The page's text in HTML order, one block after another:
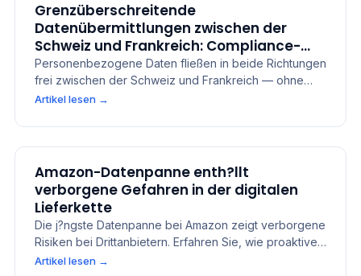
Grenzüberschreitende
Datenübermittlungen zwischen der
Schweiz und Frankreich: Compliance-
Leitfaden
Personenbezogene Daten fließen in beide Richtungen
frei zwischen der Schweiz und Frankreich — ohne
SCCs. Erfahren Sie, wann SCCs und Transfer Impact
zu GDPR Artikel 28 steht und welche Zusatzpflichten
im Finanzsektor gelten.
Artikel lesen →
Amazon-Datenpanne enth?llt
verborgene Gefahren in der digitalen
Lieferkette
Die j?ngste Datenpanne bei Amazon zeigt verborgene
Risiken bei Drittanbietern. Erfahren Sie, wie proaktive
Lieferkettensicherheit solche Schwachstellen
Artikel lesen →